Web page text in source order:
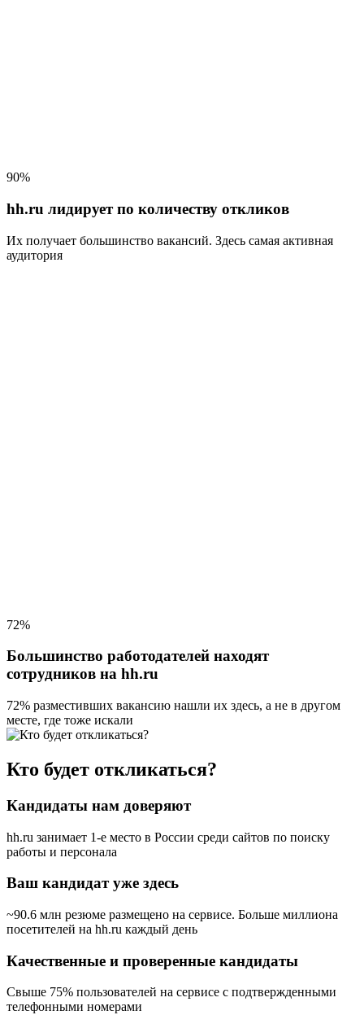
90%
hh.ru лидирует по количеству откликов
Их получает большинство вакансий. Здесь самая активная
аудитория
72%
Большинство работодателей находят
сотрудников на hh.ru
72% разместивших вакансию нашли их здесь, а не в другом
месте, где тоже искали
Кто будет откликаться?
Кандидаты нам доверяют
hh.ru занимает 1-е место в России среди сайтов по поиску
работы и персонала
Ваш кандидат уже здесь
~90.6 млн резюме размещено на сервисе. Больше миллиона
посетителей на hh.ru каждый день
Качественные и проверенные кандидаты
Свыше 75% пользователей на сервисе с подтвержденными
телефонными номерами